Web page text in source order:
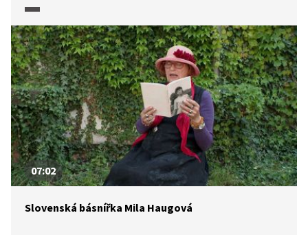
Zusky Kepplové představují zajímavou generační
výpověď. Ukázku z její tvorby zhlédneme v pořadu
Slovenská čítanka.
07:02
Slovenská básnířka Mila Haugová